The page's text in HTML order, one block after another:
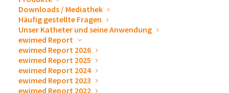
Downloads / Mediathek
Häufig gestellte Fragen
Unser Katheter und seine Anwendung
ewimed Report
ewimed Report 2026
ewimed Report 2025
ewimed Report 2024
ewimed Report 2023
ewimed Report 2022
Zum Kalender hinzufügen